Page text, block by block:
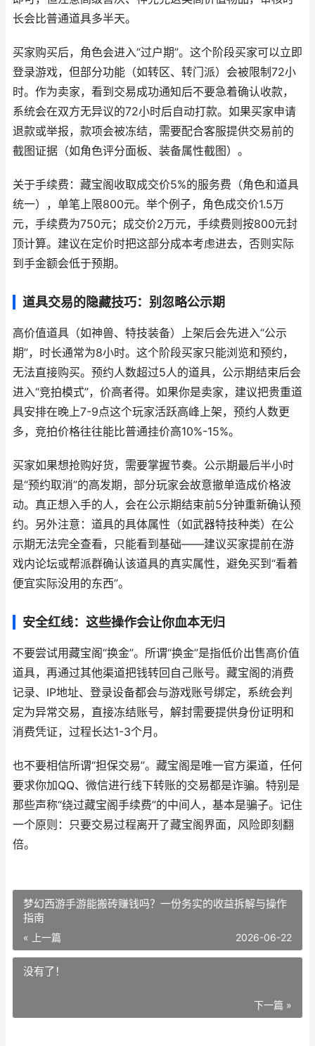
长会比普通道具多半天。
买家购买后，角色会进入“过户期”。这个阶段买家可以立即
登录游戏，但部分功能（如转区、转门派）会被限制72小
时。作为卖家，看到交易成功通知后不要急着确认收款，
系统会在双方无异议的72小时后自动打款。如果买家申请
退款或举报，款项会被冻结，需要配合客服提供交易前的
截图证据（如角色评分面板、装备属性截图）。
关于手续费：藏宝阁收取成交价5%的服务费（角色和道具
统一），单笔上限800元。举个例子，角色成交价1.5万
元，手续费为750元；成交价2万元，手续费则按800元封
顶计算。建议在定价时把这部分成本考虑进去，否则实际
到手金额会低于预期。
道具交易的隐藏技巧：别忽略公示期
高价值道具（如神兽、特技装备）上架后会先进入“公示
期”，时长通常为8小时。这个阶段买家只能浏览和预约，
无法直接购买。预约人数超过5人的道具，公示期结束后会
进入“竞拍模式”，价高者得。如果你是卖家，建议把贵重道
具安排在晚上7-9点这个玩家活跃高峰上架，预约人数更
多，竞拍价格往往能比普通挂价高10%-15%。
买家如果想抢购好货，需要掌握节奏。公示期最后半小时
是“预约取消”的高发期，部分玩家会故意撤单造成价格波
动。真正想入手的人，会在公示期结束前5分钟重新确认预
约。另外注意：道具的具体属性（如武器特技种类）在公
示期无法完全查看，只能看到基础——建议买家提前在游
戏内论坛或帮派群确认该道具的真实属性，避免买到“看着
便宜实际没用的东西”。
安全红线：这些操作会让你血本无归
不要尝试用藏宝阁“换金”。所谓“换金”是指低价出售高价值
道具，再通过其他渠道把钱转回自己账号。藏宝阁的消费
记录、IP地址、登录设备都会与游戏账号绑定，系统会判
定为异常交易，直接冻结账号，解封需要提供身份证明和
消费凭证，过程长达1-3个月。
也不要相信所谓“担保交易”。藏宝阁是唯一官方渠道，任何
要求你加QQ、微信进行线下转账的交易都是诈骗。特别是
那些声称“绕过藏宝阁手续费”的中间人，基本是骗子。记住
一个原则：只要交易过程离开了藏宝阁界面，风险即刻翻
倍。
梦幻西游手游能搬砖赚钱吗？一份务实的收益拆解与操作
指南
« 上一篇 2026-06-22
没有了！
下一篇 »